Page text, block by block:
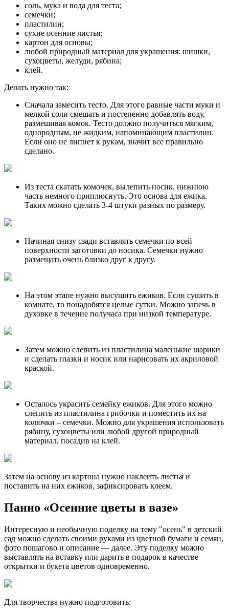
соль, мука и вода для теста;
семечки;
пластилин;
сухие осенние листья;
картон для основы;
любой природный материал для украшения: шишки,
сухоцветы, желуди, рябина;
клей.
Делать нужно так:
Сначала замесить тесто. Для этого равные части муки и
мелкой соли смешать и постепенно добавлять воду,
размешивая комок. Тесто должно получиться мягким,
однородным, не жидким, напоминающим пластилин.
Если оно не липнет к рукам, значит все правильно
сделано.
Из теста скатать комочек, вылепить носик, нижнюю
часть немного приплюснуть. Это основа для ежика.
Таких можно сделать 3-4 штуки разных по размеру.
Начиная снизу сзади вставлять семечки по всей
поверхности заготовки до носика. Семечки нужно
размещать очень близко друг к другу.
На этом этапе нужно высушить ежиков. Если сушить в
комнате, то понадобятся целые сутки. Можно запечь в
духовке в течение получаса при низкой температуре.
Затем можно слепить из пластилина маленькие шарики
и сделать глазки и носик или нарисовать их акриловой
краской.
Осталось украсить семейку ежиков. Для этого можно
слепить из пластилина грибочки и поместить их на
колючки – семечки. Можно для украшения использовать
рябину, сухоцветы или любой другой природный
материал, посадив на клей.
Затем на основу из картона нужно наклеить листья и
поставить на них ежиков, зафиксировать клеем.
Панно «Осенние цветы в вазе»
Интересную и необычную поделку на тему "осень" в детский
сад можно сделать своими руками из цветной бумаги и семян,
фото пошагово и описание — далее. Эту поделку можно
выставлять на вставку или дарить в подарок в качестве
открытки и букета цветов одновременно.
Для творчества нужно подготовить: